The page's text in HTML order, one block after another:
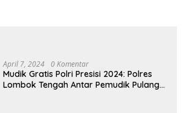
April 7, 2024 0 Komentar
Mudik Gratis Polri Presisi 2024: Polres
Lombok Tengah Antar Pemudik Pulang